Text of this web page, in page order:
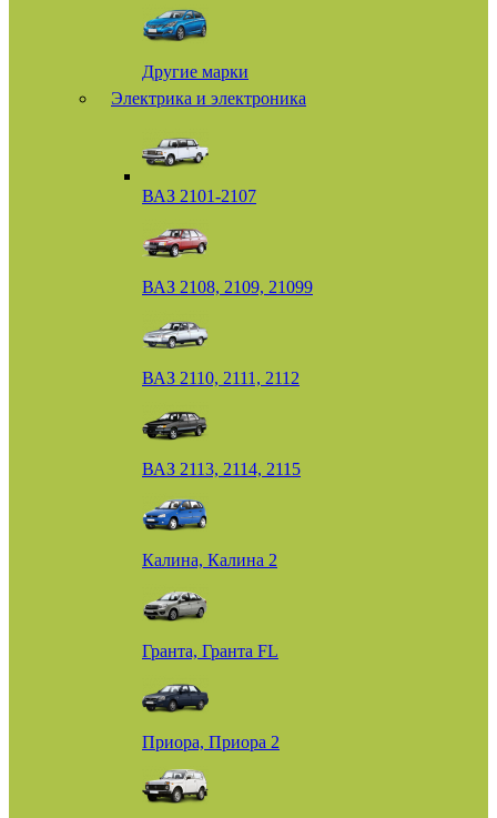
Другие марки
Электрика и электроника
ВАЗ 2101-2107
ВАЗ 2108, 2109, 21099
ВАЗ 2110, 2111, 2112
ВАЗ 2113, 2114, 2115
Калина, Калина 2
Гранта, Гранта FL
Приора, Приора 2